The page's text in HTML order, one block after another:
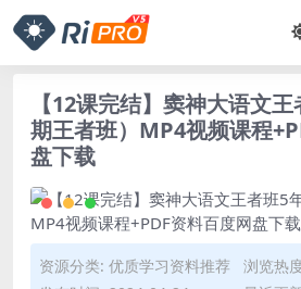
【12课完结】窦神大语文
期王者班）MP4视频课程
盘下载
资源分类: 优质学习资料推荐
浏览热